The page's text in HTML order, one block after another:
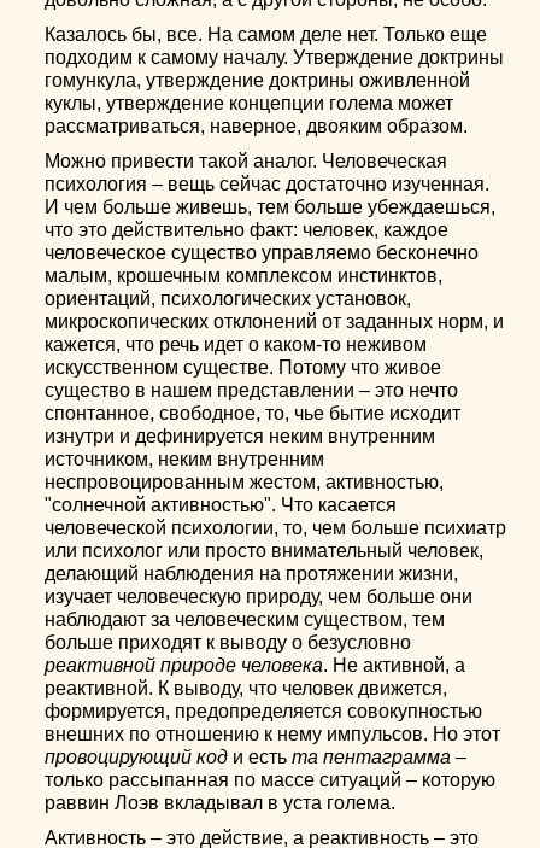
Казалось бы, все. На самом деле нет. Только еще
подходим к самому началу. Утверждение доктрины
гомункула, утверждение доктрины оживленной
куклы, утверждение концепции голема может
рассматриваться, наверное, двояким образом.
Можно привести такой аналог. Человеческая
психология – вещь сейчас достаточно изученная.
И чем больше живешь, тем больше убеждаешься,
что это действительно факт: человек, каждое
человеческое существо управляемо бесконечно
малым, крошечным комплексом инстинктов,
ориентаций, психологических установок,
микроскопических отклонений от заданных норм, и
кажется, что речь идет о каком-то неживом
искусственном существе. Потому что живое
существо в нашем представлении – это нечто
спонтанное, свободное, то, чье бытие исходит
изнутри и дефинируется неким внутренним
источником, неким внутренним
неспровоцированным жестом, активностью,
"солнечной активностью". Что касается
человеческой психологии, то, чем больше психиатр
или психолог или просто внимательный человек,
делающий наблюдения на протяжении жизни,
изучает человеческую природу, чем больше они
наблюдают за человеческим существом, тем
больше приходят к выводу о безусловно
реактивной природе человека. Не активной, а
реактивной. К выводу, что человек движется,
формируется, предопределяется совокупностью
внешних по отношению к нему импульсов. Но этот
провоцирующий код и естьта пентаграмма –
только рассыпанная по массе ситуаций – которую
раввин Лоэв вкладывал в уста голема.
Активность – это действие, а реактивность – это